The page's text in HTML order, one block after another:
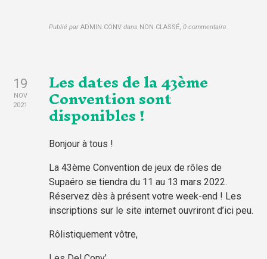
Publié par ADMIN CONV dans NON CLASSÉ,0 commentaire
19
NOV
2021
Les dates de la 43ème
Convention sont
disponibles !
Bonjour à tous !
La 43ème Convention de jeux de rôles de
Supaéro se tiendra du 11 au 13 mars 2022.
Réservez dès à présent votre week-end ! Les
inscriptions sur le site internet ouvriront d’ici peu.
Rôlistiquement vôtre,